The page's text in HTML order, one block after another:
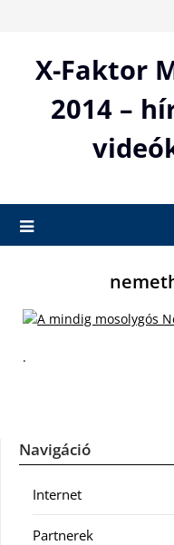
contentX-Faktor
2014 –
.
Navigáció
Internet
Partnerek